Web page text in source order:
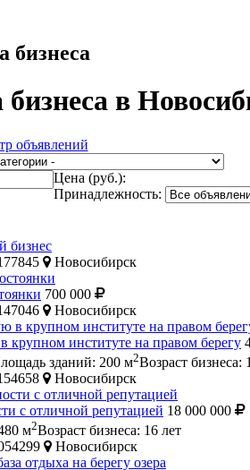
бизнеса
в
объявлений
Цена (руб.):
Принадлежность:
бизнес
Новосибирск
700 000
Новосибирск
крупном институте на правом берегу
зданий: 200 м2Возраст бизнеса:
Новосибирск
с отличной репутацией 18 000 000
м2Возраст бизнеса: 16 лет
Новосибирск